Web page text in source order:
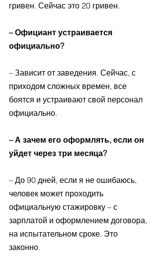
гривен. Сейчас это 20 гривен.
– Официант устраивается
официально?
– Зависит от заведения. Сейчас, с
приходом сложных времен, все
боятся и устраивают свой персонал
официально.
– А зачем его оформлять, если он
уйдет через три месяца?
– До 90 дней, если я не ошибаюсь,
человек может проходить
официальную стажировку – с
зарплатой и оформлением договора,
на испытательном сроке. Это
законно.